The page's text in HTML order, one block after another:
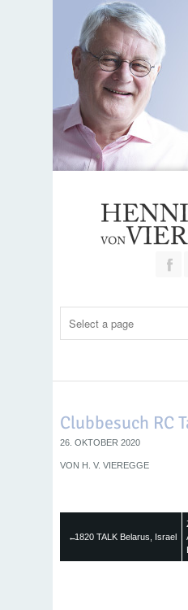
Clubbesuch RC
26. OKTOBER 2020
VON H. V. VIEREGGE
←1820 TALK Belarus, Israel